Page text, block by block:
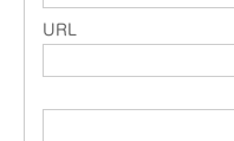
URL